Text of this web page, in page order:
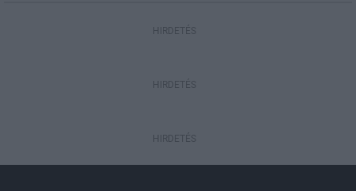
HIRDETÉS
HIRDETÉS
HIRDETÉS